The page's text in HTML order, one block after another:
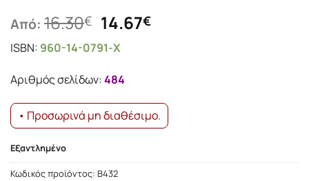
Από: 16.30€ Original
price
was:
16.30€.
14.67€Η
ISBN: 960-14-0791-Χ
Αριθμός σελίδων:484
• Προσωρινά μη διαθέσιμο.
Εξαντλημένο
Κωδικός προϊόντος: Β432